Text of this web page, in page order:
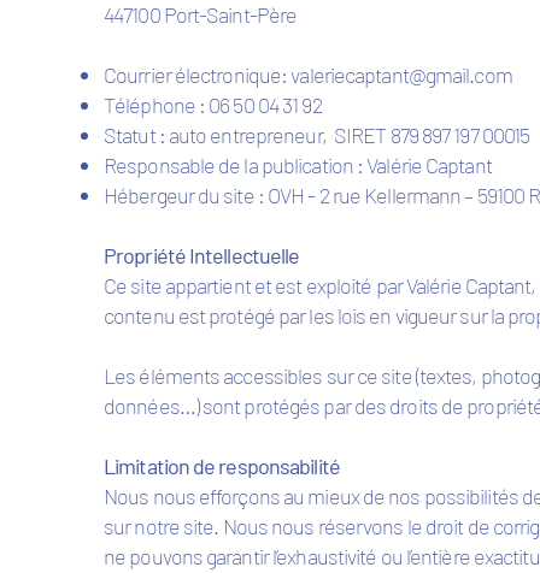
447100 Port-Saint-Père
Courrier électronique:valeriecaptant@gmail.com
Téléphone : 06 50 04 31 92
Statut : auto entrepreneur, SIRET 879 897 197 00015
Responsable de la publication : Valérie Captant
Hébergeur du site : OVH - 2 rue Kellermann – 59100
Propriété Intellectuelle
Ce site appartient et est exploité par Valérie
contenu est protégé par les lois en vigueur sur la
Les éléments accessibles sur ce site (textes,
données…) sont protégés par des droits de
Limitation de responsabilité
Nous nous efforçons au mieux de nos possibilités
sur notre site. Nous nous réservons le droit de
ne pouvons garantir l’exhaustivité ou l’entière